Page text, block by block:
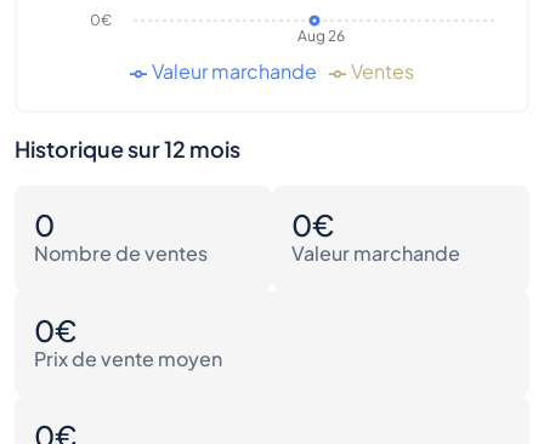
Aug 26
0€
Valeur marchande Ventes
Historique sur 12 mois
0
Nombre de ventes
0€
Valeur marchande
0€
Prix de vente moyen
0€